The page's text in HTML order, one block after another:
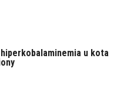
u kota